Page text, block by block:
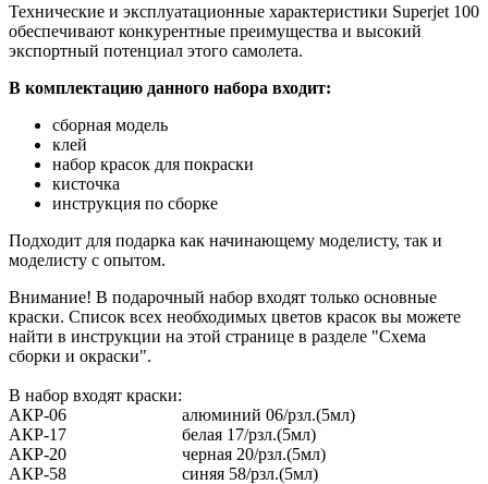
Технические и эксплуатационные характеристики Superjet 100
обеспечивают конкурентные преимущества и высокий
экспортный потенциал этого самолета.
В комплектацию данного набора входит:
сборная модель
клей
набор красок для покраски
кисточка
инструкция по сборке
Подходит для подарка как начинающему моделисту, так и
моделисту с опытом.
Внимание! В подарочный набор входят только основные
краски. Список всех необходимых цветов красок вы можете
найти в инструкции на этой странице в разделе "Схема
сборки и окраски".
В набор входят краски:
АКР-06
алюминий 06/рзл.(5мл)
АКР-17
белая 17/рзл.(5мл)
АКР-20
черная 20/рзл.(5мл)
АКР-58
синяя 58/рзл.(5мл)